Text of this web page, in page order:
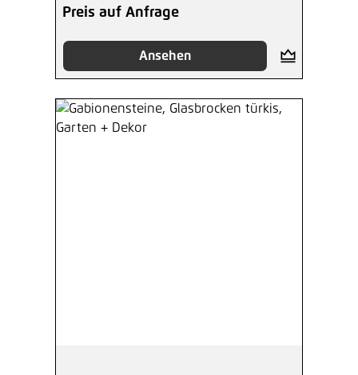
Preis auf Anfrage
Ansehen